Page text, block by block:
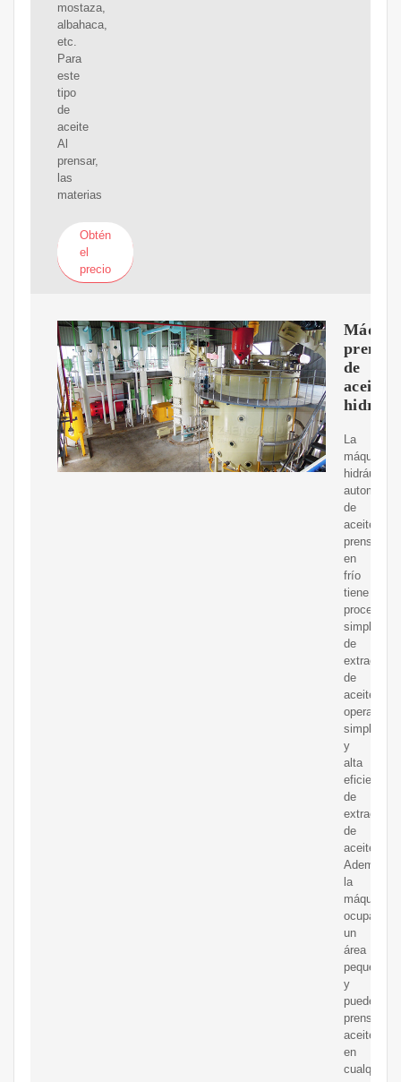
mostaza,
albahaca,
etc.
Para
este
tipo
de
aceite
Al
prensar,
las
materias
Obtén
el
precio
de
aceite
La
máquina
hidráulica
automática
de
aceite
prensado
en
frío
tiene
simples
de
extracción
de
aceite,
operación
simple
y
alta
eficiencia
de
extracción
de
aceite.
Además,
la
máquina
ocupa
un
área
pequeña
y
puede
prensar
aceite
en
cualquier